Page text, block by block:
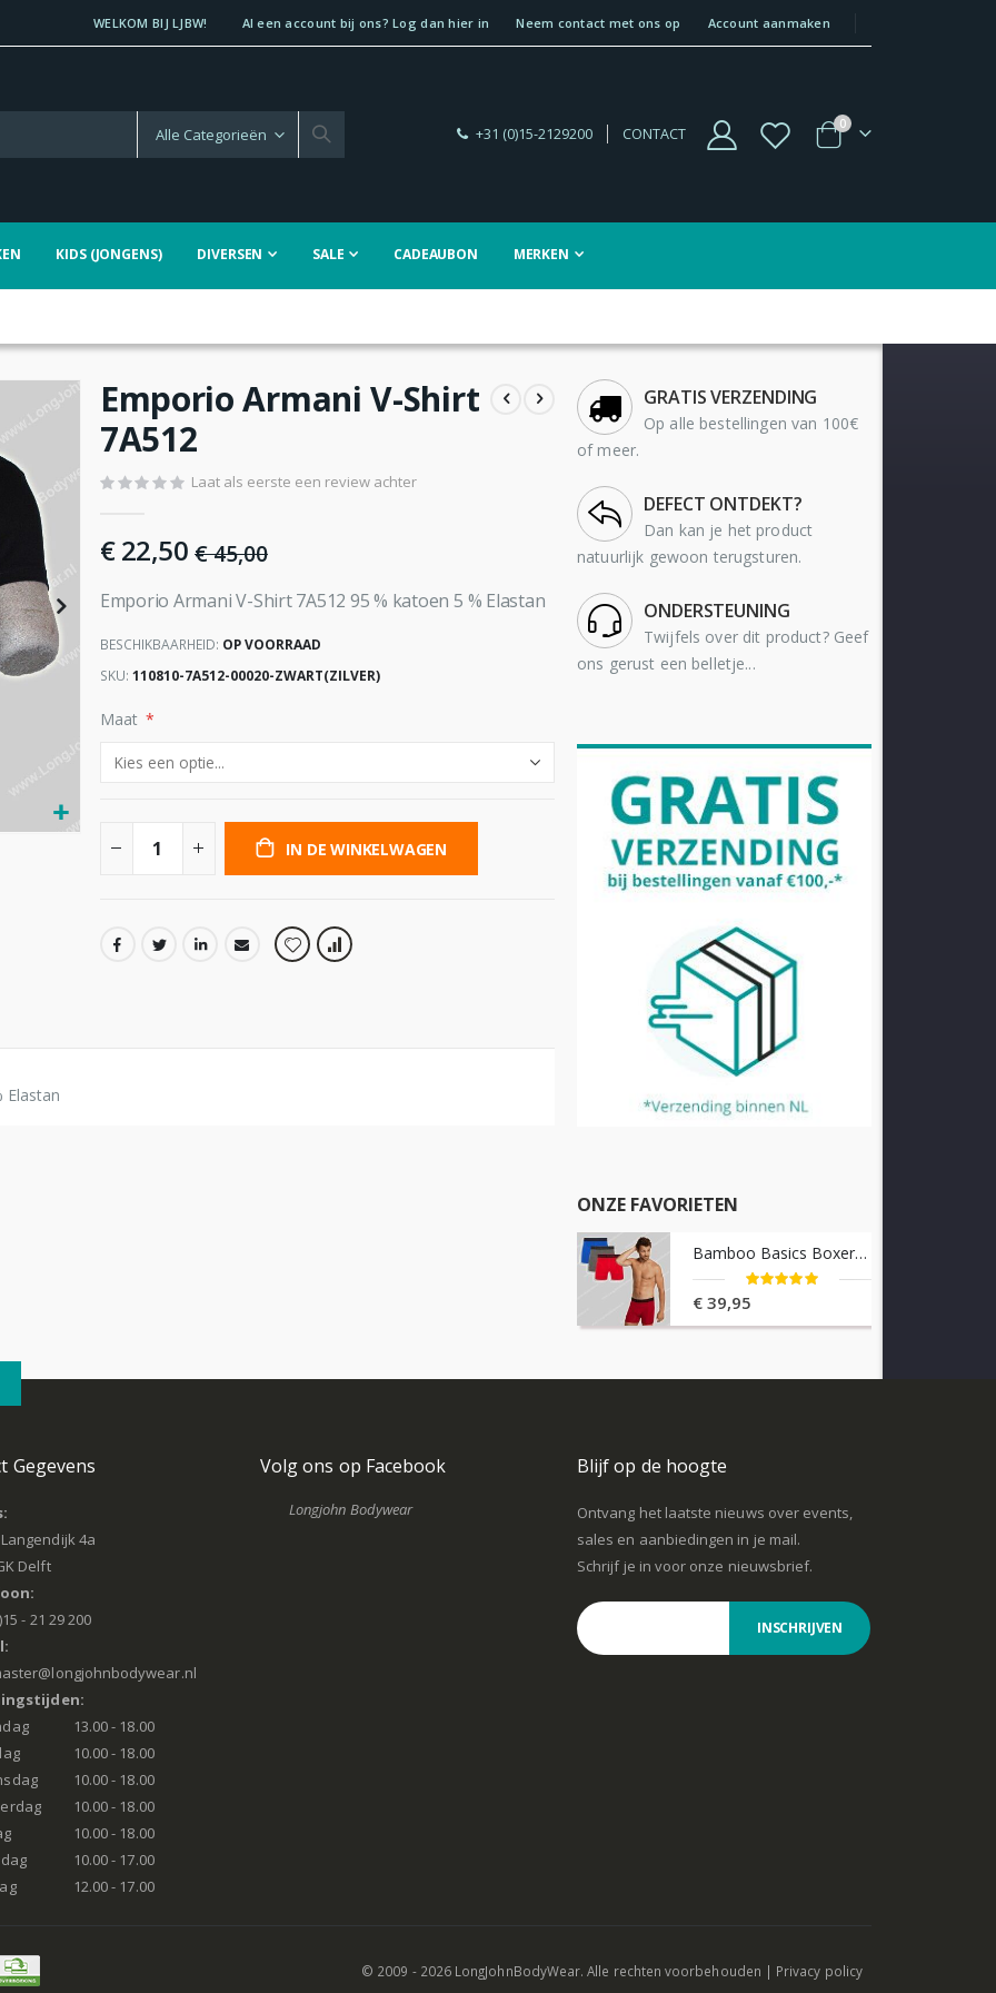
WELKOM BIJ LJBW! Al een account bij ons? Log dan hier in Neem contact met ons op Account aanmaken
+31 (0)15-2129200 CONTACT
Winkelwagen
0producten
KIDS (JONGENS) DIVERSEN SALE CADEAUBON MERKEN
Emporio Armani V-Shirt
7A512
Laat als eerste een review achter
€ 22,50 € 45,00
Emporio Armani V-Shirt 7A512 95 % katoen 5 % Elastan
BESCHIKBAARHEID: OP VOORRAAD
SKU 110810-7A512-00020-ZWART(ZILVER)
Maat
IN DE WINKELWAGEN
Elastan
GRATIS VERZENDING
Op alle bestellingen van 100€
of meer.
DEFECT ONTDEKT?
Dan kan je het product
natuurlijk gewoon terugsturen.
ONDERSTEUNING
Twijfels over dit product? Geef
ons gerust een belletje...
ONZE FAVORIETEN
Bamboo Basics Boxershorts 3-pack Rico
Waardering:
100%
€ 39,95
Gegevens
4a
Delft
- 21 29 200
13.00 - 18.00
10.00 - 18.00
10.00 - 18.00
10.00 - 18.00
10.00 - 18.00
10.00 - 17.00
12.00 - 17.00
Volg ons op Facebook
Longjohn Bodywear
Blijf op de hoogte
Ontvang het laatste nieuws over events,
sales en aanbiedingen in je mail.
Schrijf je in voor onze nieuwsbrief.
INSCHRIJVEN
© 2009 - 2026 LongJohnBodyWear. Alle rechten voorbehouden | Privacy policy